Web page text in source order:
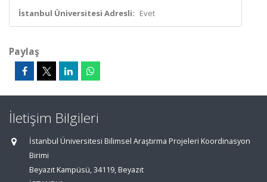
İstanbul Üniversitesi Adresli: Evet
Paylaş
İletişim Bilgileri
İstanbul Üniversitesi Bilimsel Araştırma Projeleri Koordinasyon
Birimi
Beyazıt Kampüsü, 34119, Beyazıt